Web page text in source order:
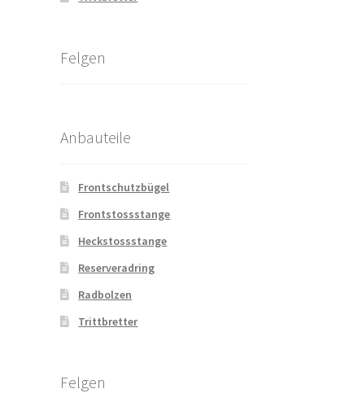
Felgen
Anbauteile
Frontschutzbügel
Frontstossstange
Heckstossstange
Reserveradring
Radbolzen
Trittbretter
Felgen